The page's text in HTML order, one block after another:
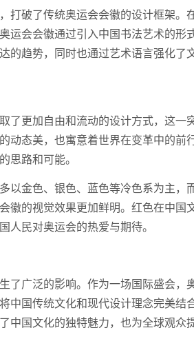
打破了传统奥运会会徽的设计框架。
会会徽通过引入中国书法艺术的形式
的趋势，同时也通过艺术语言强化了
了更加自由和流动的设计方式，这一
态美，也寓意着世界在变革中的前行
思路和可能。
以金色、银色、蓝色等冷色系为主，
徽的视觉效果更加鲜明。红色在中国
民对奥运会的热爱与期待。
了广泛的影响。作为一场国际盛会，
国传统文化和现代设计理念完美结合
中国文化的独特魅力，也为全球观众